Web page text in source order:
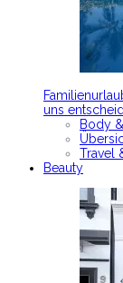
uns
Body
Travel
Beauty